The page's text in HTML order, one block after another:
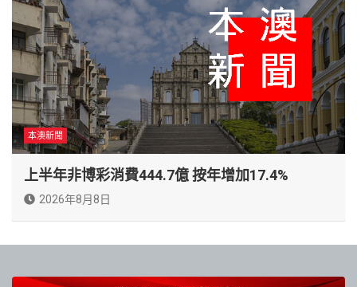
本澳新聞
上半年非博彩消費444.7億 按年增加17.4%
2026年8月8日